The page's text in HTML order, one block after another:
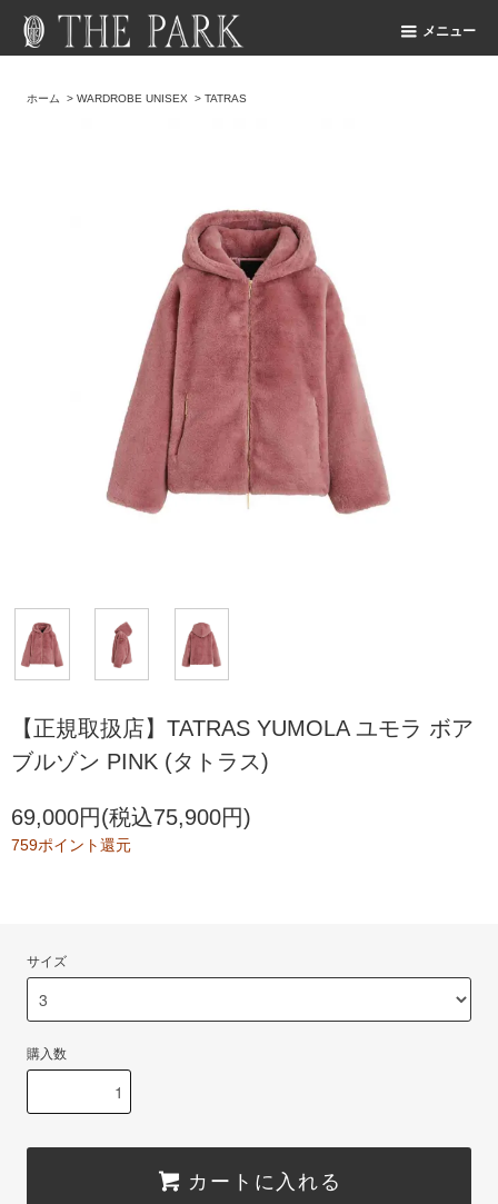
メニュー
ホーム >WARDROBE UNISEX >TATRAS
【正規取扱店】TATRAS YUMOLA ユモラ ボア
ブルゾン PINK (タトラス)
69,000円(税込75,900円)
759ポイント還元
サイズ
購入数
カートに入れる